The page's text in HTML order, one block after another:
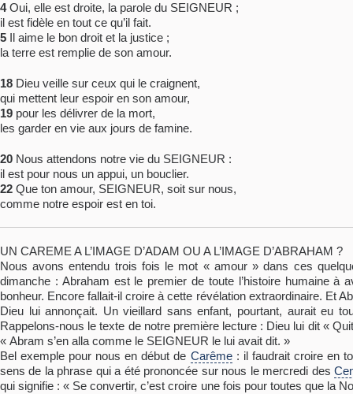
4Oui, elle est droite, la parole du SEIGNEUR ;
il est fidèle en tout ce qu’il fait.
5 Il aime le bon droit et la justice ;
la terre est remplie de son amour.
18 Dieu veille sur ceux qui le craignent,
qui mettent leur espoir en son amour,
19 pour les délivrer de la mort,
les garder en vie aux jours de famine.
20 Nous attendons notre vie du SEIGNEUR :
il est pour nous un appui, un bouclier.
22 Que ton amour, SEIGNEUR, soit sur nous,
comme notre espoir est en toi.
UN CAREME A L’IMAGE D’ADAM OU A L’IMAGE D’ABRAHAM ?
Nous avons entendu trois fois le mot « amour » dans ces
dimanche : Abraham est le premier de toute l’histoire humaine à
bonheur. Encore fallait-il croire à cette révélation extraordinaire. Et
Dieu lui annonçait. Un vieillard sans enfant, pourtant, aurait eu
Rappelons-nous le texte de notre première lecture : Dieu lui dit «
« Abram s’en alla comme le SEIGNEUR le lui avait dit. »
Bel exemple pour nous en début de Carême: il faudrait croire en
sens de la phrase qui a été prononcée sur nous le mercredi des
qui signifie : « Se convertir, c’est croire une fois pour toutes que la